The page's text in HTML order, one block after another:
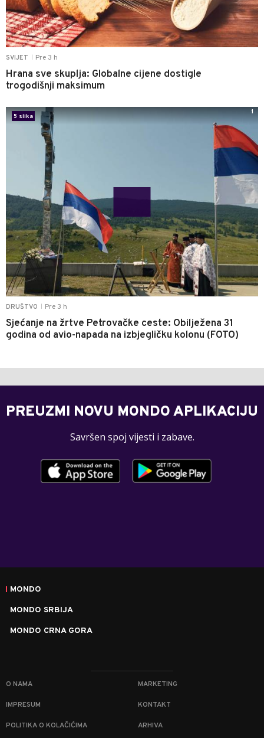
SVIJET Pre 3 h
Hrana sve skuplja: Globalne cijene dostigle
trogodišnji maksimum
DRUŠTVO Pre 3 h
Sjećanje na žrtve Petrovačke ceste: Obilježena 31
godina od avio-napada na izbjegličku kolonu (FOTO)
5 slika
1
PREUZMI NOVU MONDO APLIKACIJU
Savršen spoj vijesti i zabave.
MONDO
MONDO SRBIJA
MONDO CRNA GORA
O NAMA MARKETING
IMPRESUM KONTAKT
POLITIKA O KOLAČIĆIMA ARHIVA